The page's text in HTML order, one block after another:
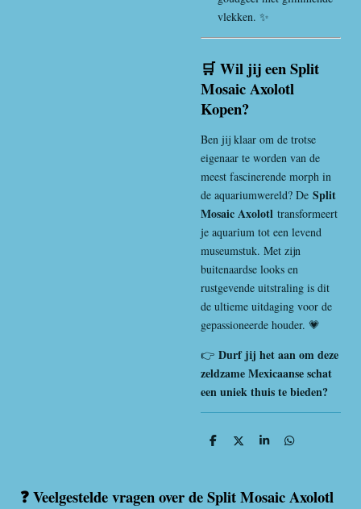
vlekken. ✨
🛒 Wil jij een Split
Mosaic Axolotl
Kopen?
Ben jij klaar om de trotse
eigenaar te worden van de
meest fascinerende morph in
de aquariumwereld? De Split
Mosaic Axolotl transformeert
je aquarium tot een levend
museumstuk. Met zijn
buitenaardse looks en
rustgevende uitstraling is dit
de ultieme uitdaging voor de
gepassioneerde houder. 💗
👉 Durf jij het aan om deze
zeldzame Mexicaanse schat
een uniek thuis te bieden?
D
n
D
S
D
❓ Veelgestelde vragen over de Split Mosaic Axolotl